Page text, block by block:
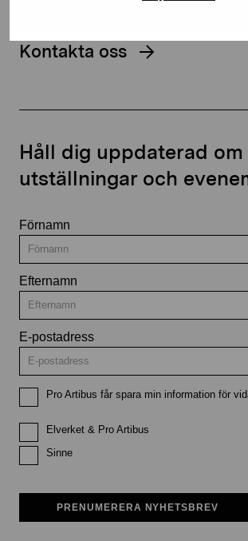
Kontakta oss
Håll dig uppdaterad
utställningar och
Förnamn
Efternamn
E-postadress
Pro Artibus får spara min information för
Elverket & Pro Artibus
Sinne
PRENUMERERA NYHETSBREV